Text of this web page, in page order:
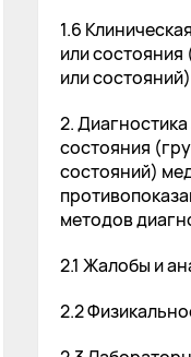
1.6
или
или состояний)
2.
состояния
состояний)
методов
2.1 Жалобы и
2.2